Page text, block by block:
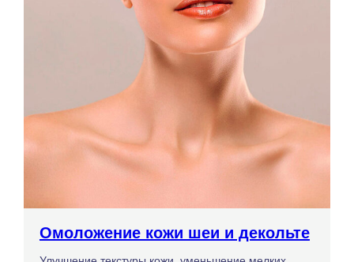
Омоложение кожи шеи и декольте